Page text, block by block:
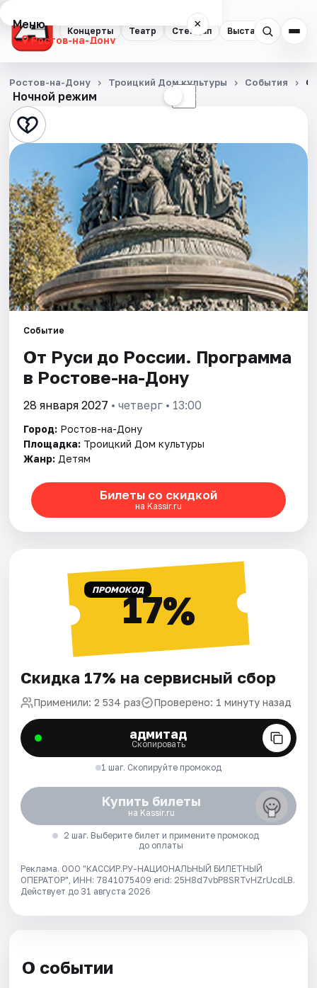
Концерты Театр Стендап Выставки
Меню ×
Ростов-на-Дону
Концерты
Театр
Стендап
Выставки
Квесты
Экскурсии
Спорт
События
Города
Площадки
Рейтинги
Ночной режим ☾
Ростов-на-Дону Троицкий Дом культуры События
Событие
От Руси до России. Программа
в Ростове-на-Дону
28 января 2027 • четверг • 13:00
Город: Ростов-на-Дону
Площадка: Троицкий Дом культуры
Жанр: Детям
Билеты со скидкой
на Kassir.ru
ПРОМОКОД17%
Скидка 17% на сервисный сбор
Применили: 2 534 раз Проверено: 1 минуту назад
адмитад
Скопировать
1 шаг. Скопируйте промокод
Купить билеты
на Kassir.ru
2 шаг. Выберите билет и примените промокод
до оплаты
Реклама. ООО "КАССИР.РУ-НАЦИОНАЛЬНЫЙ БИЛЕТНЫЙ
ОПЕРАТОР", ИНН: 7841075409 erid: 25H8d7vbP8SRTvHZrUcdLB.
Действует до 31 августа 2026
О событии